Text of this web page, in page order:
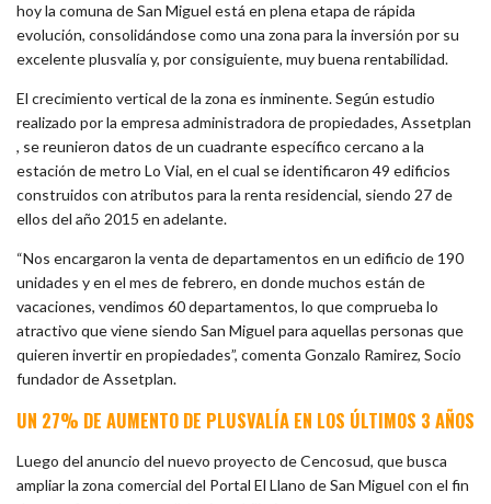
hoy la comuna de San Miguel está en plena etapa de rápida
evolución, consolidándose como una zona para la inversión por su
excelente plusvalía y, por consiguiente, muy buena rentabilidad.
El crecimiento vertical de la zona es inminente. Según estudio
realizado por la empresa administradora de propiedades, Assetplan
, se reunieron datos de un cuadrante específico cercano a la
estación de metro Lo Vial, en el cual se identificaron 49 edificios
construidos con atributos para la renta residencial, siendo 27 de
ellos del año 2015 en adelante.
“Nos encargaron la venta de departamentos en un edificio de 190
unidades y en el mes de febrero, en donde muchos están de
vacaciones, vendimos 60 departamentos, lo que comprueba lo
atractivo que viene siendo San Miguel para aquellas personas que
quieren invertir en propiedades”, comenta Gonzalo Ramirez, Socio
fundador de Assetplan.
UN 27% DE AUMENTO DE PLUSVALÍA EN LOS ÚLTIMOS 3 AÑOS
Luego del anuncio del nuevo proyecto de Cencosud, que busca
ampliar la zona comercial del Portal El Llano de San Miguel con el fin